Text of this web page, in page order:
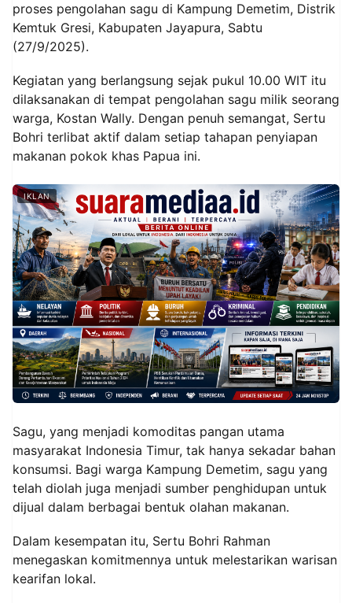
proses pengolahan sagu di Kampung Demetim, Distrik
Kemtuk Gresi, Kabupaten Jayapura, Sabtu
(27/9/2025).
Kegiatan yang berlangsung sejak pukul 10.00 WIT itu
dilaksanakan di tempat pengolahan sagu milik seorang
warga, Kostan Wally. Dengan penuh semangat, Sertu
Bohri terlibat aktif dalam setiap tahapan penyiapan
makanan pokok khas Papua ini.
IKLAN
Sagu, yang menjadi komoditas pangan utama
masyarakat Indonesia Timur, tak hanya sekadar bahan
konsumsi. Bagi warga Kampung Demetim, sagu yang
telah diolah juga menjadi sumber penghidupan untuk
dijual dalam berbagai bentuk olahan makanan.
Dalam kesempatan itu, Sertu Bohri Rahman
menegaskan komitmennya untuk melestarikan warisan
kearifan lokal.